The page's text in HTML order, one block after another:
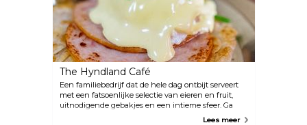
The Hyndland Café
Een familiebedrijf dat de hele dag ontbijt serveert
met een fatsoenlijke selectie van eieren en fruit,
uitnodigende gebakjes en een intieme sfeer. Ga
buiten zitten om het schilderachtige stadsbeeld
Lees meer